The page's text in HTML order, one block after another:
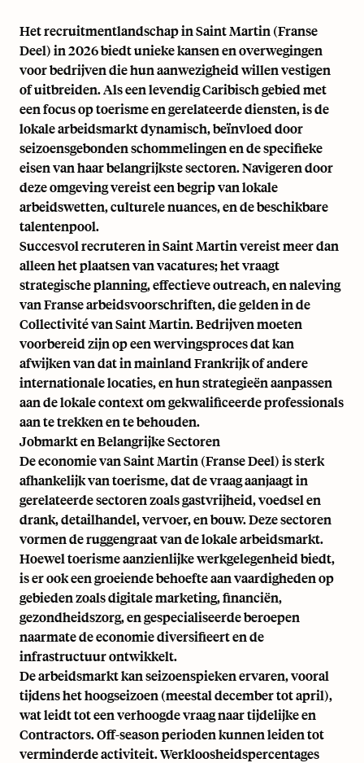
Het recruitmentlandschap in Saint Martin (Franse
Deel) in 2026 biedt unieke kansen en overwegingen
voor bedrijven die hun aanwezigheid willen vestigen
of uitbreiden. Als een levendig Caribisch gebied met
een focus op toerisme en gerelateerde diensten, is de
lokale arbeidsmarkt dynamisch, beïnvloed door
seizoensgebonden schommelingen en de specifieke
eisen van haar belangrijkste sectoren. Navigeren door
deze omgeving vereist een begrip van lokale
arbeidswetten, culturele nuances, en de beschikbare
talentenpool.
Succesvol recruteren in Saint Martin vereist meer dan
alleen het plaatsen van vacatures; het vraagt
strategische planning, effectieve outreach, en naleving
van Franse arbeidsvoorschriften, die gelden in de
Collectivité van Saint Martin. Bedrijven moeten
voorbereid zijn op een wervingsproces dat kan
afwijken van dat in mainland Frankrijk of andere
internationale locaties, en hun strategieën aanpassen
aan de lokale context om gekwalificeerde professionals
aan te trekken en te behouden.
Jobmarkt en Belangrijke Sectoren
De economie van Saint Martin (Franse Deel) is sterk
afhankelijk van toerisme, dat de vraag aanjaagt in
gerelateerde sectoren zoals gastvrijheid, voedsel en
drank, detailhandel, vervoer, en bouw. Deze sectoren
vormen de ruggengraat van de lokale arbeidsmarkt.
Hoewel toerisme aanzienlijke werkgelegenheid biedt,
is er ook een groeiende behoefte aan vaardigheden op
gebieden zoals digitale marketing, financiën,
gezondheidszorg, en gespecialiseerde beroepen
naarmate de economie diversifieert en de
infrastructuur ontwikkelt.
De arbeidsmarkt kan seizoenspieken ervaren, vooral
tijdens het hoogseizoen (meestal december tot april),
wat leidt tot een verhoogde vraag naar tijdelijke en
Contractors. Off-season perioden kunnen leiden tot
verminderde activiteit. Werkloosheidspercentages